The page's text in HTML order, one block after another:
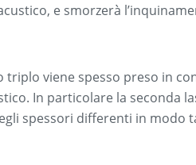
e smorzerà
triplo viene spesso preso in
In particolare la seconda
spessori differenti in modo